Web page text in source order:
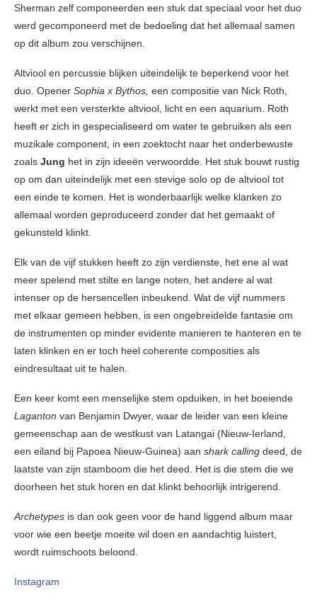
Sherman zelf componeerden een stuk dat speciaal voor het duo
werd gecomponeerd met de bedoeling dat het allemaal samen
op dit album zou verschijnen.
Altviool en percussie blijken uiteindelijk te beperkend voor het
duo. Opener Sophia x Bythos, een compositie van Nick Roth,
werkt met een versterkte altviool, licht en een aquarium. Roth
heeft er zich in gespecialiseerd om water te gebruiken als een
muzikale component, in een zoektocht naar het onderbewuste
zoals Jung het in zijn ideeën verwoordde. Het stuk bouwt rustig
op om dan uiteindelijk met een stevige solo op de altviool tot
een einde te komen. Het is wonderbaarlijk welke klanken zo
allemaal worden geproduceerd zonder dat het gemaakt of
gekunsteld klinkt.
Elk van de vijf stukken heeft zo zijn verdienste, het ene al wat
meer spelend met stilte en lange noten, het andere al wat
intenser op de hersencellen inbeukend. Wat de vijf nummers
met elkaar gemeen hebben, is een ongebreidelde fantasie om
de instrumenten op minder evidente manieren te hanteren en te
laten klinken en er toch heel coherente composities als
eindresultaat uit te halen.
Een keer komt een menselijke stem opduiken, in het boeiende
Laganton van Benjamin Dwyer, waar de leider van een kleine
gemeenschap aan de westkust van Latangai (Nieuw-Ierland,
een eiland bij Papoea Nieuw-Guinea) aan shark calling deed, de
laatste van zijn stamboom die het deed. Het is die stem die we
doorheen het stuk horen en dat klinkt behoorlijk intrigerend.
Archetypes is dan ook geen voor de hand liggend album maar
voor wie een beetje moeite wil doen en aandachtig luistert,
wordt ruimschoots beloond.
Instagram